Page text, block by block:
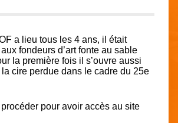
a lieu tous les 4 ans, il était
fondeurs d’art fonte au sable
la première fois il s’ouvre aussi
cire perdue dans le cadre du 25e
pour avoir accès au site